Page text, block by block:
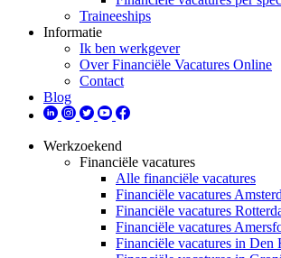
Traineeships
Informatie
Ik ben werkgever
Over Financiële Vacatures Online
Contact
Blog
Werkzoekend
Financiële vacatures
Alle financiële vacatures
Financiële vacatures
Financiële vacatures
Financiële vacatures
Financiële vacatures in Den